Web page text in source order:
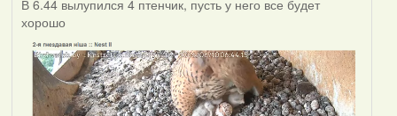
В 6.44 вылупился 4 птенчик, пусть у него все будет
хорошо